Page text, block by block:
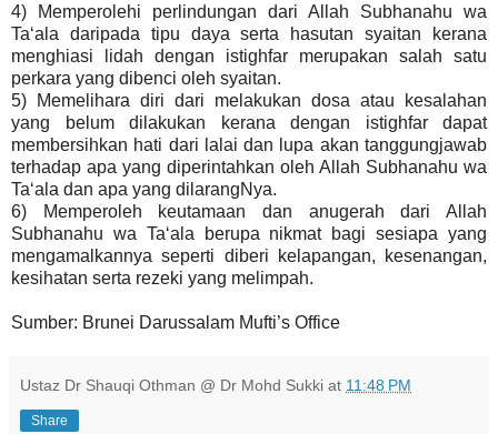
4) Memperolehi perlindungan dari Allah Subhanahu wa
Ta‘ala daripada tipu daya serta hasutan syaitan kerana
menghiasi lidah dengan istighfar merupakan salah satu
perkara yang dibenci oleh syaitan.
5) Memelihara diri dari melakukan dosa atau kesalahan
yang belum dilakukan kerana dengan istighfar dapat
membersihkan hati dari lalai dan lupa akan tanggungjawab
terhadap apa yang diperintahkan oleh Allah Subhanahu wa
Ta‘ala dan apa yang dilarangNya.
6) Memperoleh keutamaan dan anugerah dari Allah
Subhanahu wa Ta‘ala berupa nikmat bagi sesiapa yang
mengamalkannya seperti diberi kelapangan, kesenangan,
kesihatan serta rezeki yang melimpah.
Sumber: Brunei Darussalam Mufti’s Office
Ustaz Dr Shauqi Othman @ Dr Mohd Sukki at 11:48 PM
Share